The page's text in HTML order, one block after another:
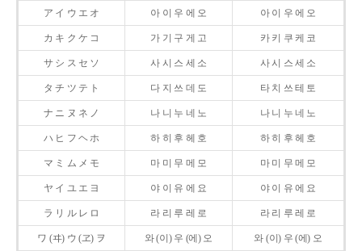
ア イ ウ エ オ 아 이 우 에 오 아 이 우 에 오
カ キ ク ケ コ 가 기 구 게 고 카 키 쿠 케 코
サ シ ス セ ソ 사 시 스 세 소 사 시 스 세 소
タ チ ツ テ ト 다 지 쓰 데 도 타 치 쓰 테 토
ナ ニ ヌ ネ ノ 나 니 누 네 노 나 니 누 네 노
ハ ヒ フ ヘ ホ 하 히 후 헤 호 하 히 후 헤 호
マ ミ ム メ モ 마 미 무 메 모 마 미 무 메 모
ヤ イ ユ エ ヨ 야 이 유 에 요 야 이 유 에 요
ラ リ ル レ ロ 라 리 루 레 로 라 리 루 레 로
ワ (ヰ) ウ (ヱ) ヲ 와 (이) 우 (에) 오 와 (이) 우 (에) 오